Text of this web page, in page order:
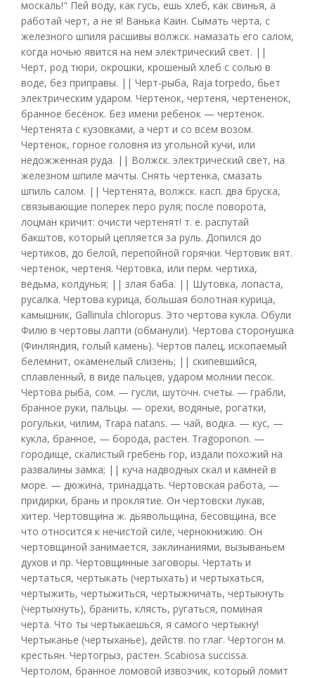
москаль!" Пей воду, как гусь, ешь хлеб, как свинья, а
работай черт, а не я! Ванька Каин. Сымать черта, с
железного шпиля расшивы волжск. намазать его салом,
когда ночью явится на нем электрический свет. ||
Черт, род тюри, окрошки, крошеный хлеб с солью в
воде, без приправы. || Черт-рыба, Raja torpedo, бьет
электрическим ударом. Чертенок, чертеня, чертененок,
бранное бесёнок. Без имени ребенок — чертенок.
Чертенята с кузовками, а черт и со всем возом.
Чертёнок, горное головня из угольной кучи, или
недожженная руда. || Волжск. электрический свет, на
железном шпиле мачты. Снять чертенка, смазать
шпиль салом. || Чертенята, волжск. касп. два бруска,
связывающие поперек перо руля; после поворота,
лоцман кричит: очисти чертенят! т. е. распутай
бакштов, который цепляется за руль. Допился до
чертиков, до белой, перепойной горячки. Чертовик вят.
чертенок, чертеня. Чертовка, или перм. чертиха,
ведьма, колдунья; || злая баба. || Шутовка, лопаста,
русалка. Чертова курица, большая болотная курица,
камышник, Gallinula chloropus. Это чертова кукла. Обули
Филю в чертовы лапти (обманули). Чертова сторонушка
(Финляндия, голый камень). Чертов палец, ископаемый
белемнит, окаменелый слизень; || скипевшийся,
сплавленный, в виде пальцев, ударом молнии песок.
Чертова рыба, сом. — гусли, шуточн. счеты. — грабли,
бранное руки, пальцы. — орехи, водяные, рогатки,
рогульки, чилим, Trapa natans. — чай, водка. — кус, —
кукла, бранное, — борода, растен. Tragoponon. —
городище, скалистый гребень гор, издали похожий на
развалины замка; || куча надводных скал и камней в
море. — дюжина, тринадцать. Чертовская работа, —
придирки, брань и проклятие. Он чертовски лукав,
хитер. Чертовщина ж. дьявольщина, бесовщина, все
что относится к нечистой силе, чернокнижию. Он
чертовщиной занимается, заклинаниями, вызываньем
духов и пр. Чертовщинные заговоры. Чертать и
чертаться, чертыкать (чертыхать) и чертыхаться,
чертыжить, чертыжиться, чертыжничать, чертыкнуть
(чертыхнуть), бранить, клясть, ругаться, поминая
черта. Что ты чертыкаешься, я самого чертыкну!
Чертыканье (чертыханье), действ. по глаг. Чертогон м.
крестьян. Чертогрыз, растен. Scabiosa succissa.
Чертолом, бранное ломовой извозчик, который ломит